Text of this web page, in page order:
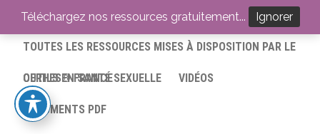
ACCUEIL
TOUTES LES RESSOURCES MISES À DISPOSITION PAR LE
CERHES® FRANCE
OUTILS EN SANTÉ SEXUELLE VIDÉOS
DOCUMENTS PDF
Téléchargez nos ressources gratuitement... Ignorer